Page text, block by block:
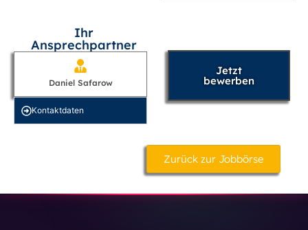
Ihr
Ansprechpartner
Daniel Safarow
Kontakt­daten
Jetzt
bewerben
Zurück zur Jobbörse